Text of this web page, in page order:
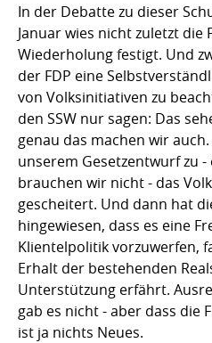
In der Debatte zu dieser
Januar wies nicht zuletzt die
Wiederholung festigt. Und
der FDP eine
von Volksinitiativen zu
den SSW nur sagen: Das
genau das machen wir
unserem Gesetzentwurf zu
brauchen wir nicht - das
gescheitert. Und dann hat
hingewiesen, dass es eine
Klientelpolitik vorzuwerfen,
Erhalt der bestehenden
Unterstützung erfährt.
gab es nicht - aber dass die
ist ja nichts Neues.